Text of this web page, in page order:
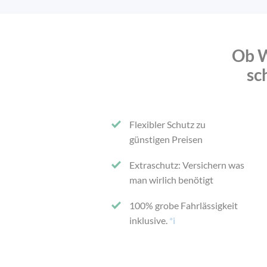
Ob
Flexibler Schutz zu
günstigen Preisen
Extraschutz: Versichern was
man wirlich benötigt
100% grobe Fahrlässigkeit
inklusive. *i